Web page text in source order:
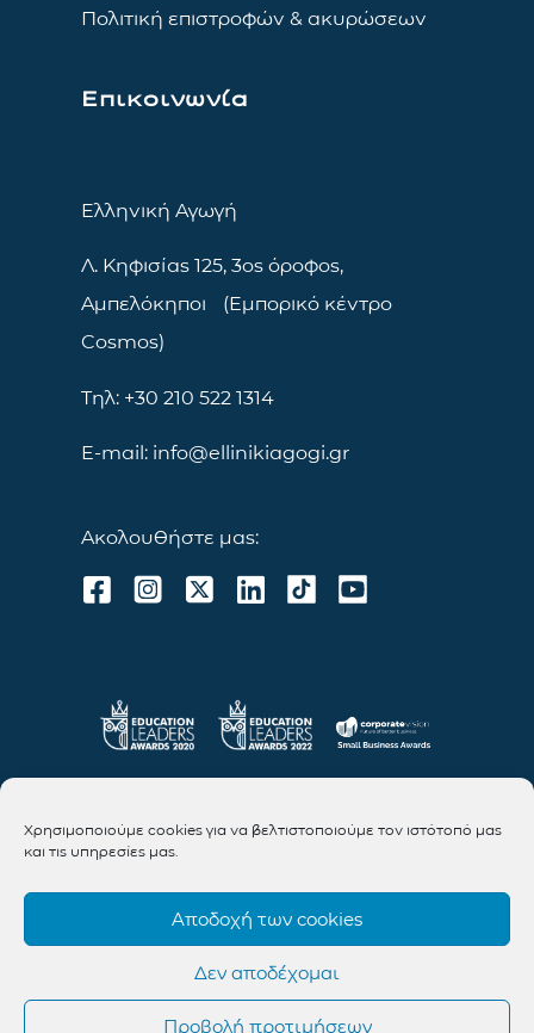
Χρησιμοποιούμε cookies για να βελτιστοποιούμε τον ιστότοπό μας
και τις υπηρεσίες μας.
Αποδοχή των cookies
Δεν αποδέχομαι
Προβολή προτιμήσεων
Πολιτική επιστροφών & ακυρώσεων
Επικοινωνία
Ελληνική Αγωγή
Λ. Κηφισίας 125, 3ος όροφος,
Αμπελόκηποι (Εμπορικό κέντρο
Cosmos)
Τηλ: +30 210 522 1314
E-mail: info@ellinikiagogi.gr
Ακολουθήστε μας: